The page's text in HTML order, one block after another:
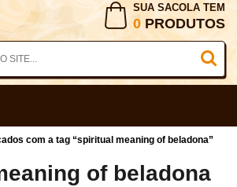
SUA SACOLA TEM
0 PRODUTOS
com a tag “spiritual meaning of beladona”
of beladona